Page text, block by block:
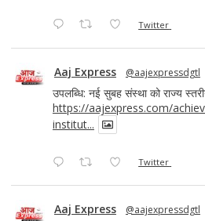
Twitter
Aaj Express @aajexpressdgtl
उपलब्धि: नई सुबह संस्था को राज्य
https://aajexpress.com/
institut...
Twitter
Aaj Express @aajexpressdgtl